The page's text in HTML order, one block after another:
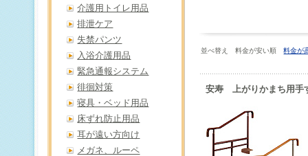
並べ替え 料金が安い順料金が
安寿 上がりかまち用手
介護用トイレ用品
排泄ケア
失禁パンツ
入浴介護用品
緊急通報システム
徘徊対策
寝具・ベッド用品
床ずれ防止用品
耳が遠い方向け
メガネ、ルーペ